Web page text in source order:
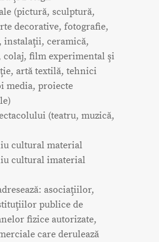
(pictură, sculptură,
decorative, fotografie,
instalaţii, ceramică,
colaj, film experimental şi
artă textilă, tehnici
media, proiecte
(teatru, muzică,
cultural material
cultural imaterial
asociaţiilor,
publice de
fizice autorizate,
care derulează